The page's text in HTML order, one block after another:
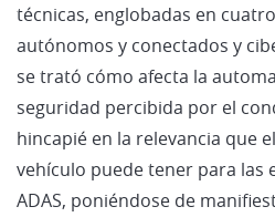
técnicas, englobadas en
autónomos y conectados y
se trató cómo afecta la
seguridad percibida por el
hincapié en la relevancia que
vehículo puede tener para las
ADAS, poniéndose de